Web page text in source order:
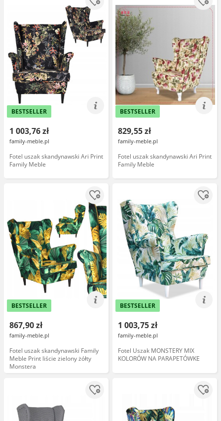
BESTSELLER
1 003,76 zł
family-meble.pl
Fotel uszak skandynawski Ari Print
Family Meble
BESTSELLER
829,55 zł
family-meble.pl
Fotel uszak skandynawski Ari Print
Family Meble
BESTSELLER
867,90 zł
family-meble.pl
Fotel uszak skandynawski Family
Meble Print liście zielony żółty
Monstera
BESTSELLER
1 003,75 zł
family-meble.pl
Fotel Uszak MONSTERY MIX
KOLORÓW NA PARAPETÓWKE